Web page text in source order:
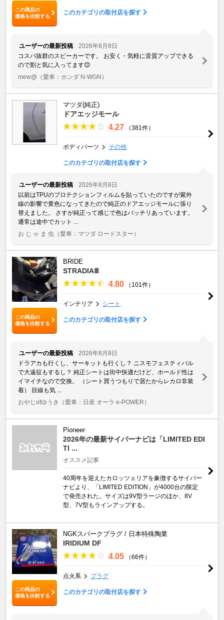
この商品の
価格を比較する
このカテゴリの取付店を探す
ユーザーの最新投稿
2026年8月8日
コスパ抜群のスピーカーです。 お安く・気軽に音質アップできる
ので割と気に入ってます😊
mew@ （愛車：ホンダ N-WGN）
マツダ(純正)
ドアエッジモール
4.27 （381件）
ボディパーツ その他
このカテゴリの取付店を探す
ユーザーの最新投稿
2026年8月8日
以前はTPUのプロテクションフィルムを貼っていたのですが紫外
線の影響で黄色になってきたので純正のドアエッジモールに張り
替えました。 さすが純正って感じで色はバッチリあっています。
通常は途中でカット ...
お じ ゃ ま 虫
（愛車：マツダ ロードスター）
この商品の
価格を比較する
BRIDE
STRADIAⅢ
4.80 （101件）
インテリア シート
このカテゴリの取付店を探す
ユーザーの最新投稿
2026年8月8日
ドラアカも行くし、サーキットも行くし？ ニスモフェスティバル
で大遠征もするし？ 純正シートは街中快適だけど、ホールド性は
イマイチなので交換。 （シート買うつもりで居たからレカロ非装
着） 目線も気 ...
おやじofゆうき
（愛車：日産 オーラ e-POWER）
Pioneer
2026年の最新サイバーナビは「LIMITED EDI
TI ...
オススメ記事
40周年を迎えたカロッツェリアを象徴するサイバー
ナビより、「LIMITED EDITION」が4000台の限定
で発売された。サイズは9V型ラージのほか、8V
型、7V型もラインアップする。
この商品の
価格を比較する
NGKスパークプラグ / 日本特殊陶業
IRIDIUM DF
4.05 （66件）
点火系 プラグ
このカテゴリの取付店を探す